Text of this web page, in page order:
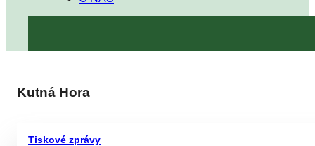
Kutná Hora
Tiskové zprávy